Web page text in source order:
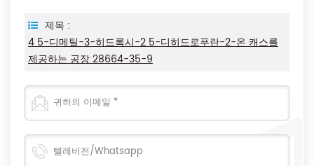
제목 :
4 5-디메틸-3-히드록시-2 5-디히드로푸란-2-온 캐스를
제공하는 공장 28664-35-9